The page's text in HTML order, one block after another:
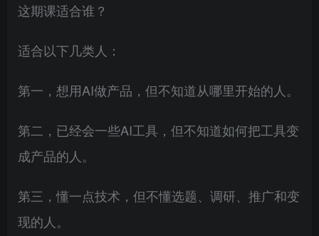
这期课适合谁？
适合以下几类人：
第一，想用AI做产品，但不知道从哪里开始的人。
第二，已经会一些AI工具，但不知道如何把工具变
成产品的人。
第三，懂一点技术，但不懂选题、调研、推广和变
现的人。